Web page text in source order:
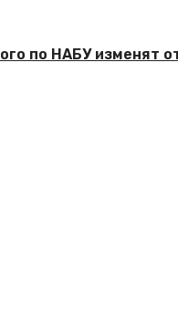
по НАБУ изменят